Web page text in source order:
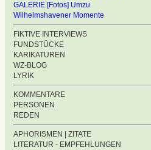
GALERIE [Fotos] Umzu
Wilhelmshavener Momente
FIKTIVE INTERVIEWS
FUNDSTÜCKE
KARIKATUREN
WZ-BLOG
LYRIK
KOMMENTARE
PERSONEN
REDEN
APHORISMEN | ZITATE
LITERATUR - EMPFEHLUNGEN